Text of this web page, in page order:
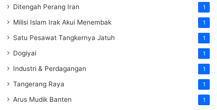
Ditengah Perang Iran 1
Milisi Islam Irak Akui Menembak 1
Satu Pesawat Tangkernya Jatuh 1
Dogiyai 1
Industri & Perdagangan 1
Tangerang Raya 1
Arus Mudik Banten 1